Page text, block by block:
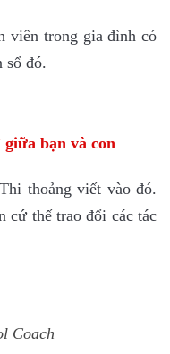
viên trong gia đình có
sổ đó.
giữa bạn và con
thoảng viết vào đó.
cứ thế trao đổi các tác
Coach